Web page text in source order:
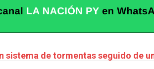
sistema de tormentas seguido de